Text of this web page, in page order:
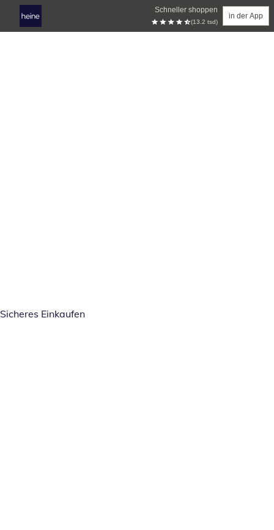
Schneller shoppen
(13.2 tsd)
in der App
Sicheres Einkaufen